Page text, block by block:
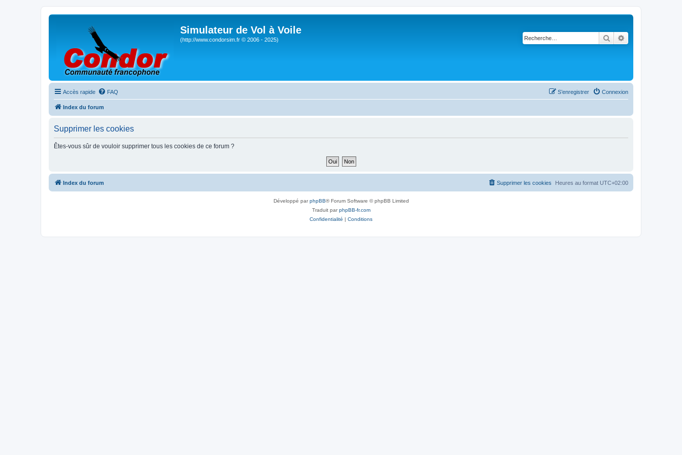
Simulateur de Vol à Voile
(http://www.condorsim.fr © 2006 - 2025) Rechercher
Accès rapide FAQ Connexion
S’enregistrer
Index du forum
Supprimer les cookies
Êtes-vous sûr de vouloir supprimer tous les cookies de ce forum ?
Index du forum Heures au format UTC+02:00
Supprimer les cookies
Développé parphpBB® Forum Software © phpBB Limited
Traduit parphpBB-fr.com
Confidentialité | Conditions